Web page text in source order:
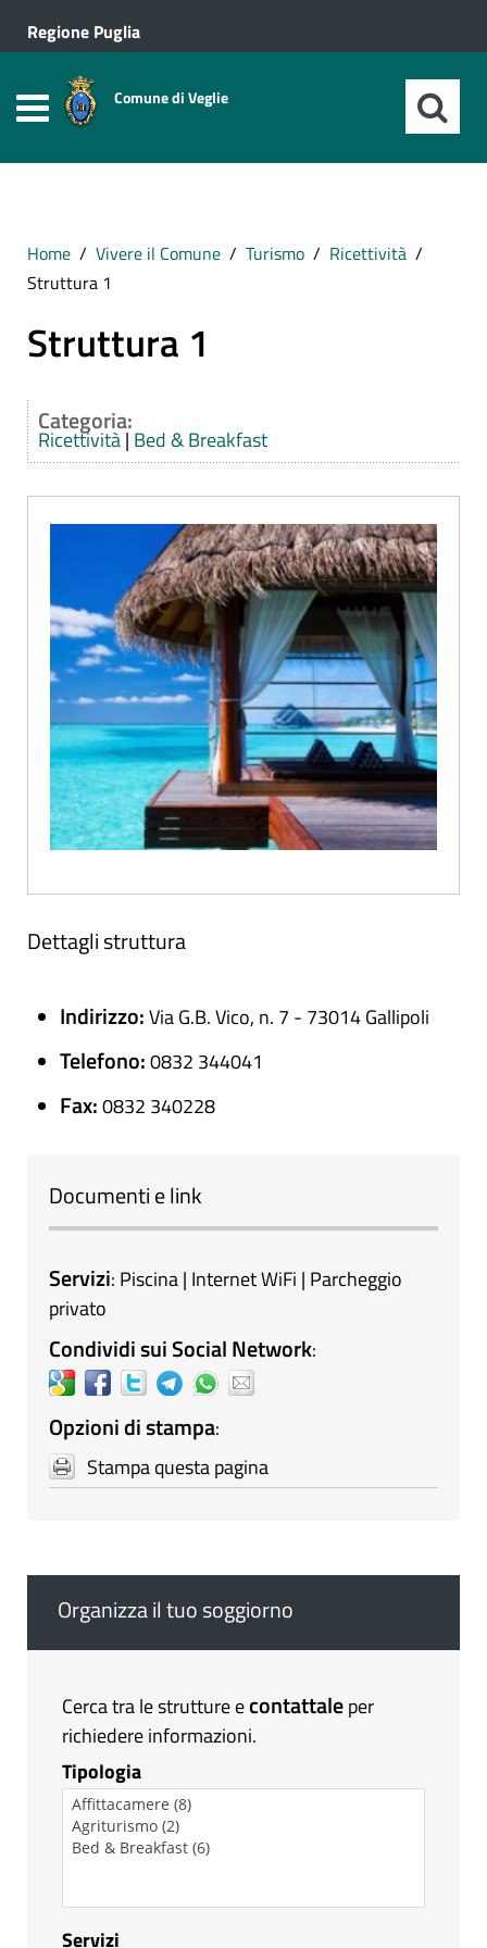
Regione Puglia
Comune di Veglie
Home Vivere il Comune Turismo
Ricettività
Struttura 1
Struttura 1
Categoria:
Ricettività| Bed & Breakfast
Dettagli struttura
Indirizzo:Via G.B. Vico, n. 7 - 73014 Gallipoli
Telefono:0832 344041
Fax:0832 340228
Documenti e link
Servizi: Piscina | Internet WiFi | Parcheggio
privato
Condividi sui Social Network:
Opzioni di stampa:
Stampa questa pagina
Organizza il tuo soggiorno
Cerca tra le strutture econtattaleper
richiedere informazioni.
Tipologia
Servizi